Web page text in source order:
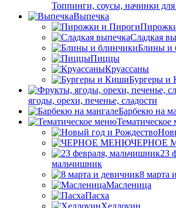
Топпинги, соусы, начинки
Выпечка
Сладкая
Блины и
Пиццы
Круасcаны
Бургеры и
ягоды, орехи, печенье, сладости
Барбекю на
ЧЕРНОЕ
23
мальчишник
8 марта
Масленица
Пасха
Хеллоуин